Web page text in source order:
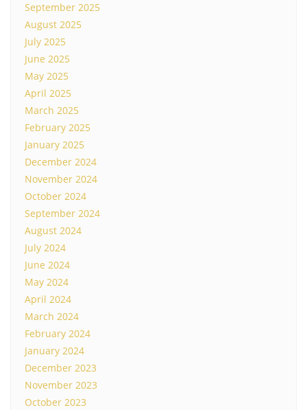
September 2025
August 2025
July 2025
June 2025
May 2025
April 2025
March 2025
February 2025
January 2025
December 2024
November 2024
October 2024
September 2024
August 2024
July 2024
June 2024
May 2024
April 2024
March 2024
February 2024
January 2024
December 2023
November 2023
October 2023